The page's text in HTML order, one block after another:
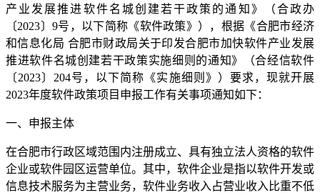
产业发展推进软件名城创建若干政策的通知》（合政办
〔2023〕9号，以下简称《软件政策》），根据《合肥市经济
和信息化局 合肥市财政局关于印发合肥市加快软件产业发展
推进软件名城创建若干政策实施细则的通知》（合经信软件
〔2023〕204号，以下简称《实施细则》）要求，现就开展
2023年度软件政策项目申报工作有关事项通知如下：
一、申报主体
在合肥市行政区域范围内注册成立、具有独立法人资格的软件
企业或软件园区运营单位。其中，软件企业是指以软件开发或
信息技术服务为主营业务，软件业务收入占营业收入比重不低